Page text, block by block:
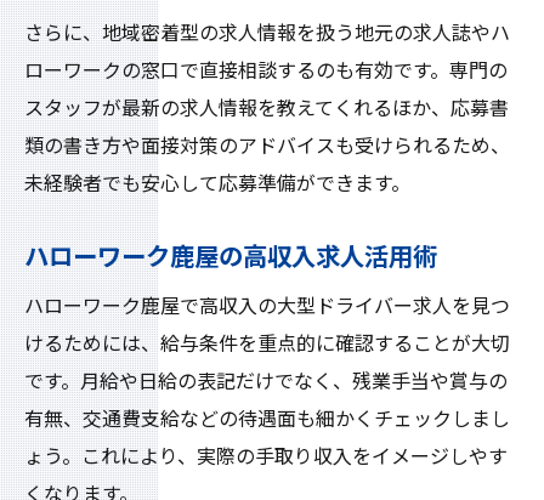
さらに、地域密着型の求人情報を扱う地元の求人誌やハ
ローワークの窓口で直接相談するのも有効です。専門の
スタッフが最新の求人情報を教えてくれるほか、応募書
類の書き方や面接対策のアドバイスも受けられるため、
未経験者でも安心して応募準備ができます。
ハローワーク鹿屋の高収入求人活用術
ハローワーク鹿屋で高収入の大型ドライバー求人を見つ
けるためには、給与条件を重点的に確認することが大切
です。月給や日給の表記だけでなく、残業手当や賞与の
有無、交通費支給などの待遇面も細かくチェックしまし
ょう。これにより、実際の手取り収入をイメージしやす
くなります。